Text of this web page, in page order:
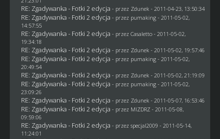
RE: Zgadywanka - Fotki 2 edycja - przez Zdunek - 2011-04-23, 13:50:34
RE: Zgadywanka - Fotki 2 edycja - przez pumaking- 2011-05-02,
14:57:55
RE: Zgadywanka - Fotki 2 edycja - przez Casaletto- 2011-05-02,
19:34:18
RE: Zgadywanka - Fotki 2 edycja - przez Zdunek - 2011-05-02, 19:57:46
RE: Zgadywanka - Fotki 2 edycja - przez pumaking- 2011-05-02,
20:49:54
RE: Zgadywanka - Fotki 2 edycja - przez Zdunek - 2011-05-02, 21:19:09
RE: Zgadywanka - Fotki 2 edycja - przez pumaking- 2011-05-02,
23:09:26
RE: Zgadywanka - Fotki 2 edycja - przez Zdunek - 2011-05-07, 16:53:46
RE: Zgadywanka - Fotki 2 edycja - przez MIZDRZ- 2011-05-08,
09:59:06
RE: Zgadywanka - Fotki 2 edycja - przez specjal2009 - 2011-05-14,
11:24:01